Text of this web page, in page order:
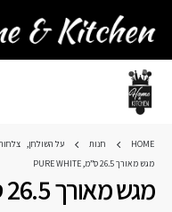
HOME חנות על השולחן,
מגש מאורך 26.5 ס”מ, PURE WHITE
מגש מאורך 26.5 ס”מ, Pure White